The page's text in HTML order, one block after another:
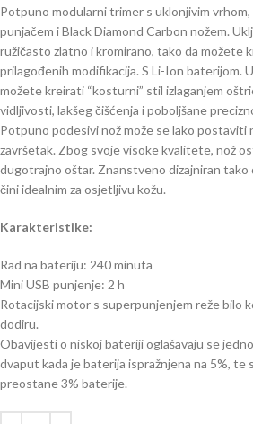
Potpuno modularni trimer s uklonjivim
punjačem i Black Diamond Carbon nožem.
ružičasto zlatno i kromirano, tako da možete
prilagođenih modifikacija. S Li-Ion baterijom.
možete kreirati “kosturni” stil izlaganjem
vidljivosti, lakšeg čišćenja i poboljšane
Potpuno podesivi nož može se lako postaviti
završetak. Zbog svoje visoke kvalitete, nož
dugotrajno oštar. Znanstveno dizajniran tako
čini idealnim za osjetljivu kožu.
Karakteristike:
Rad na bateriju: 240 minuta
Mini USB punjenje: 2 h
Rotacijski motor s superpunjenjem reže bilo
dodiru.
Obavijesti o niskoj bateriji oglašavaju se
dvaput kada je baterija ispražnjena na 5%, te
preostane 3% baterije.